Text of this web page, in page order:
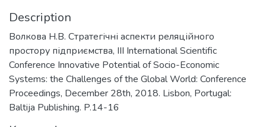
Description
Волкова Н.В. Стратегічні аспекти реляційного
простору підприємства, III International Scientific
Conference Innovative Potential of Socio-Economic
Systems: the Challenges of the Global World: Conference
Proceedings, December 28th, 2018. Lisbon, Portugal:
Baltija Publishing. P.14-16